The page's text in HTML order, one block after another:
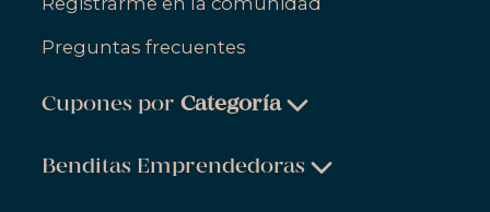
Preguntas frecuentes
Cupones porCategoría
Benditas Emprendedoras